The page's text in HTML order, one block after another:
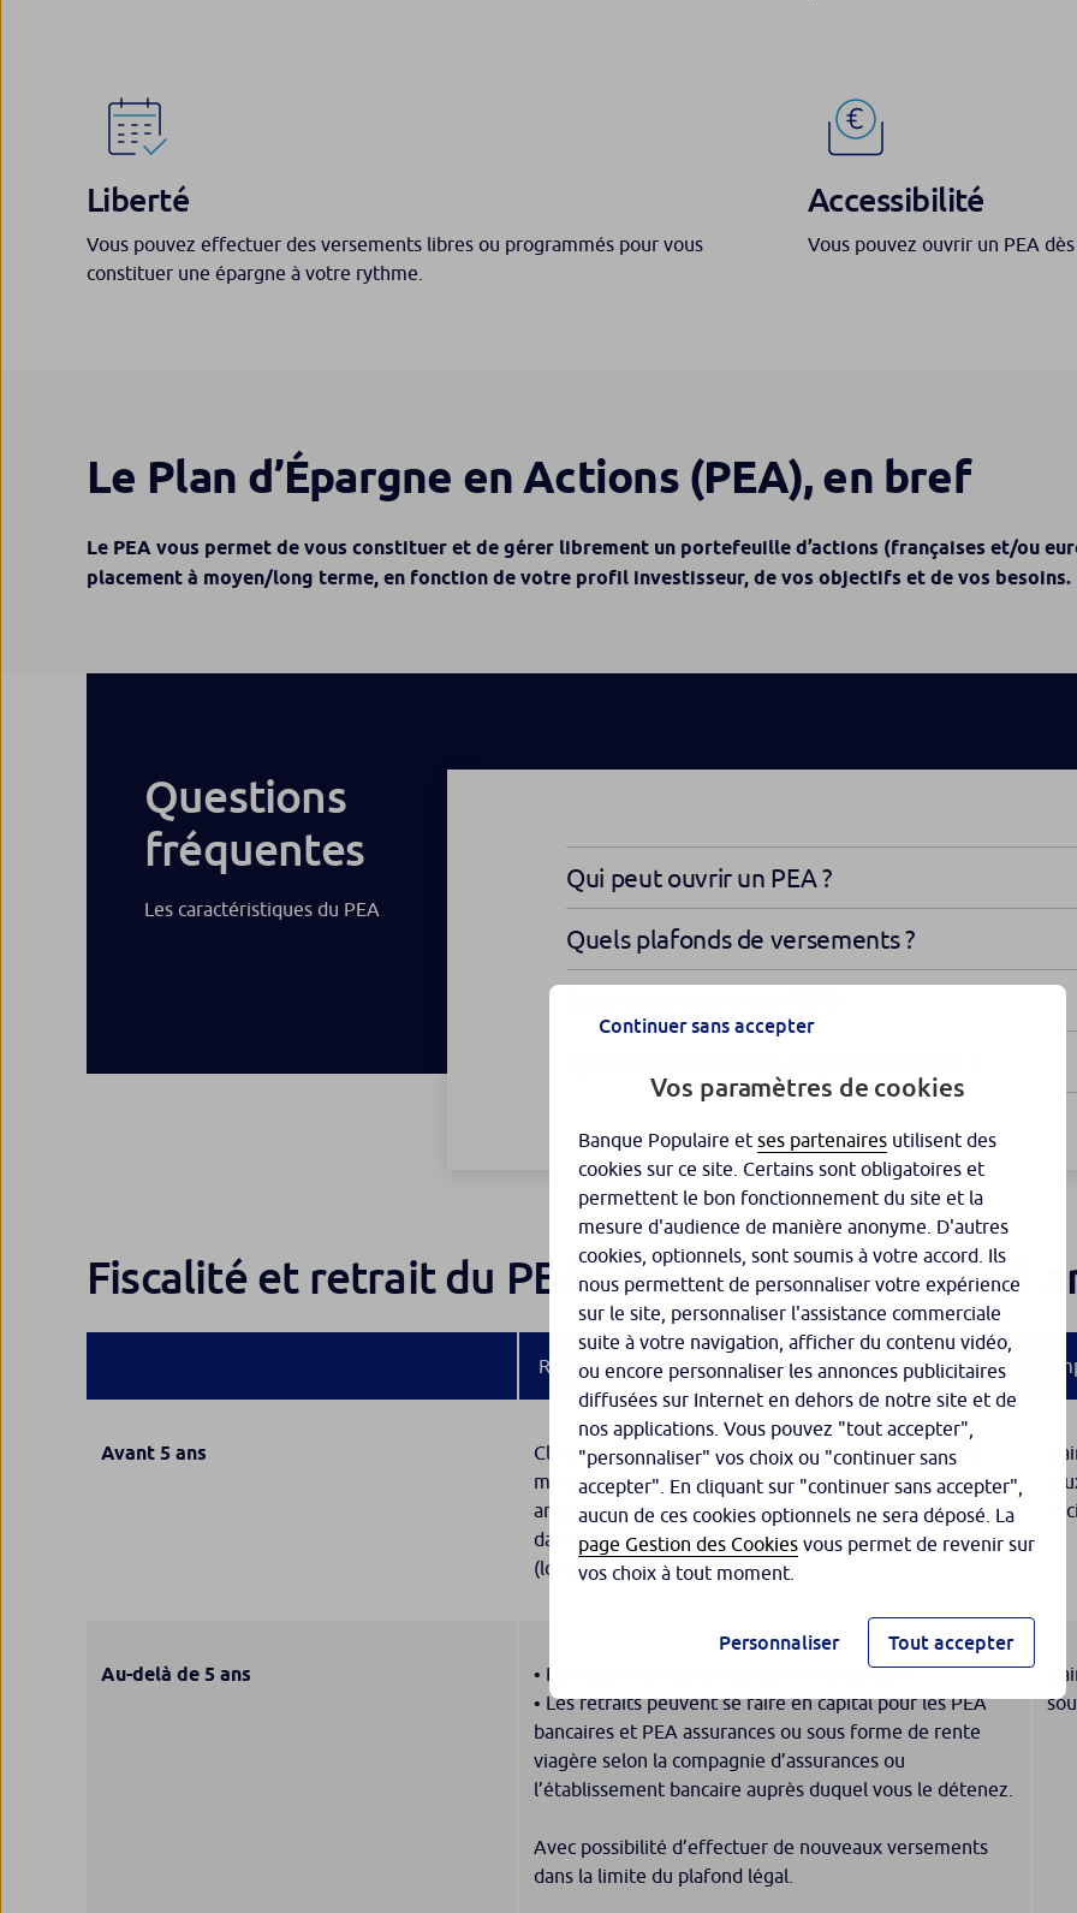
Liberté
Vous pouvez effectuer des versements libres ou programmés pour vous
constituer une épargne à votre rythme.
Accessibilité
Vous pouvez ouvrir un PEA
Le Plan d’Épargne en Actions (PEA), en bref
Le PEA vous permet de vous constituer et de gérer librement un portefeuille d’actions (françaises et/ou
placement à moyen/long terme, en fonction de votre profil investisseur, de vos objectifs et de vos besoins.
Questions
fréquentes
Les caractéristiques du PEA
Qui peut ouvrir un PEA ?
Quels plafonds de versements ?
Fiscalité et retrait du PEA : de la souplesse dès 5
Retrait
Avant 5 ans
Clôture obligatoire pour tout retrait sauf retrait pour
motifs de licenciement, d’invalidité, de mise à la retraite
anticipée du titulaire ou de son/sa conjointe, affectation
dans les 3 mois à la création ou reprise d’une entreprise
(loi Dutreil).
Au-delà de 5 ans
• Possibilité de retraits partiels et successifs.
• Les retraits peuvent se faire en capital pour les PEA
bancaires et PEA assurances ou sous forme de rente
viagère selon la compagnie d’assurances ou
l’établissement bancaire auprès duquel vous le détenez.
Avec possibilité d’effectuer de nouveaux versements
dans la limite du plafond légal.
Continuer sans accepter
Vos paramètres de cookies
Banque Populaire et ses partenaires utilisent des
cookies sur ce site. Certains sont obligatoires et
permettent le bon fonctionnement du site et la
mesure d'audience de manière anonyme. D'autres
cookies, optionnels, sont soumis à votre accord. Ils
nous permettent de personnaliser votre expérience
sur le site, personnaliser l'assistance commerciale
suite à votre navigation, afficher du contenu vidéo,
ou encore personnaliser les annonces publicitaires
diffusées sur Internet en dehors de notre site et de
nos applications. Vous pouvez "tout accepter",
"personnaliser" vos choix ou "continuer sans
accepter". En cliquant sur "continuer sans accepter",
aucun de ces cookies optionnels ne sera déposé. La
page Gestion des Cookies vous permet de revenir sur
vos choix à tout moment.
Personnaliser Tout accepter